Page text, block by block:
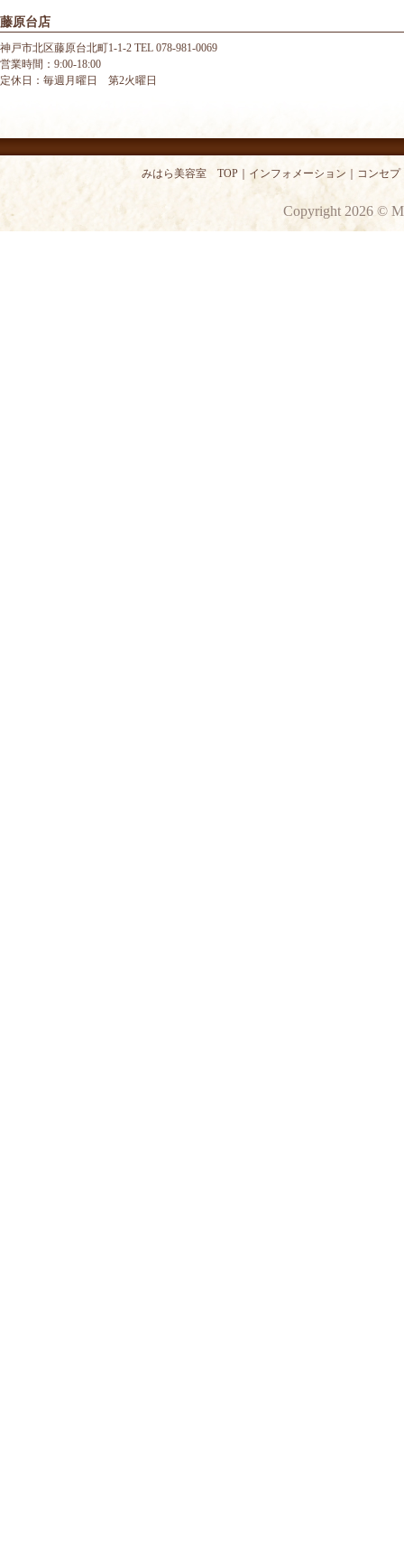
藤原台店
神戸市北区藤原台北町1-1-2 TEL 078-981-0069
営業時間：9:00-18:00
定休日：毎週月曜日 第2火曜日
みはら美容室 TOP インフォメーション コンセプ
Copyright 2026 ©